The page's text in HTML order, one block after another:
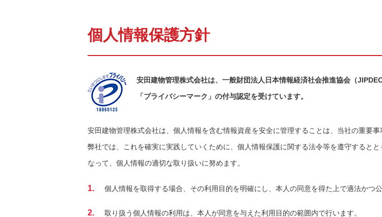
個人情報保護方針
安田建物管理株式会社は、一般財団法人日本情報経済社会推進協会（
「プライバシーマーク」の付与認定を受けています。
安田建物管理株式会社は、個人情報を含む情報資産を安全に管理することは、当社の重要事
弊社では、これを確実に実践していくために、個人情報保護に関する法令等を遵守すると
なって、個人情報の適切な取り扱いに努めます。
1. 個人情報を取得する場合、その利用目的を明確にし、本人の同意を得た上で適法かつ
2.
取り扱う個人情報の利用は、本人が同意を与えた利用目的の範囲内で行います。